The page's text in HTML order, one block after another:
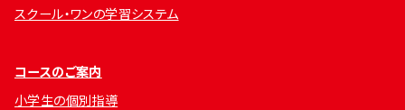
スクール・ワンの学習システム
コースのご案内
小学生の個別指導